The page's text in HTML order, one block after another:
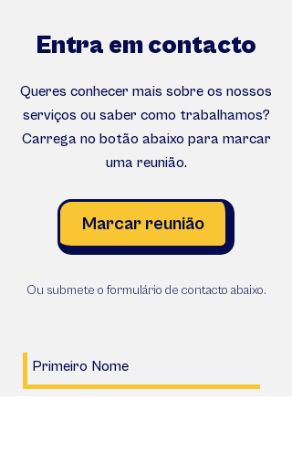
Entra em contacto
Queres conhecer mais sobre os nossos
serviços ou saber como trabalhamos?
Carrega no botão abaixo para marcar
uma reunião.
Marcar reunião
Ou submete o formulário de contacto abaixo.